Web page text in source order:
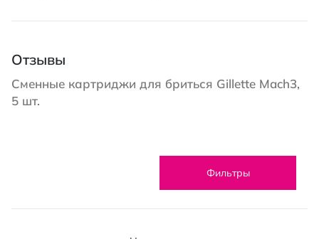
Отзывы
Сменные картриджи для бриться Gillette Mach3,
5 шт.
Фильтры